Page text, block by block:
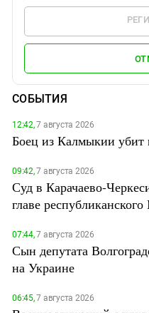
СОБЫТИЯ
12:42,7 августа 2026
Боец из Калмыкии убит
09:42,7 августа 2026
Суд в Карачаево-
главе
07:44,7 августа 2026
Сын депутата
на Украине
06:45,7 августа 2026